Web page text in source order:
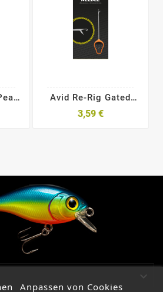
Avid Re-Rig Gated
3,59 €

Anpassen von Cookies